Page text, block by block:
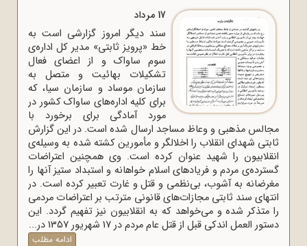
17 مرداد
سند دیگر امروز گزارشی است به
خط «پرویز ثابتی» مدیر کل اداره‌ی
سوم ساواک و از اعضای فعال
تشکیلات بهائیت و متصل به
سازمان موساد و سازمان سیا، که
برای کلیه اداره‌های ساواک‌ کشور در
مورد آمادگی برای برخورد با
مجالس مذهبی و وعاظ مساجد ارسال شده است. در این گزارش
ثابتی شهدای انقلاب را اخلالگر و مأمورین کشته شده به وسیله‌ی
انقلابیون را شهید عنوان کرده است. وی همچنین اعتراضات
گسترده‌ی مردم و فریادهای اسلام خواهانه و استبداد ستیز آنها را
مغرضانه به آشوب، بی‌نظمی و قتل و غارت تعبیر کرده است. در
انتهای سند ثابتی مجازات‌های قانونی مترتب بر اعتراضات مردمی
را متذکر شده و می‌خواهد که به انقلابیون نیز تفهیم گردد. این
دستور العمل اندکی قبل از قتل عام مردم در 17 شهریور 1357 در...
ادامه مطلب